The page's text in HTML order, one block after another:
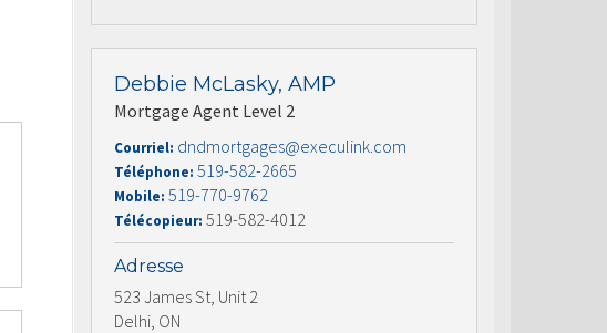
Debbie McLasky, AMP
Mortgage Agent Level 2
Courriel: dndmortgages@execulink.com
Téléphone: 519-582-2665
Mobile: 519-770-9762
Télécopieur: 519-582-4012
Adresse
523 James St, Unit 2
Delhi, ON